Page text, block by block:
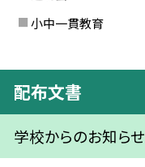
小中一貫教育
配布文書
学校からのお知らせ